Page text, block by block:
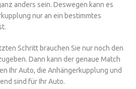
anders sein. Deswegen kann es
nur an ein bestimmtes
Schritt brauchen Sie nur noch den
Dann kann der genaue Match
Ihr Auto, die Anhängerkupplung und
sind für Ihr Auto.